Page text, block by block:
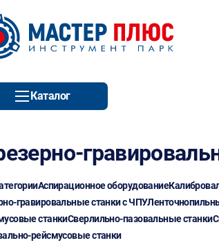
Каталог
Аспирационное оборудование
гравировальные станки с ЧПУ
станкиСверлильно-пазовальные станки
рейсмусовые станки